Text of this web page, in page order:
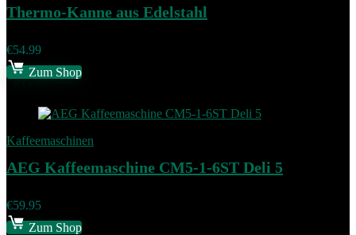
Thermo-Kanne aus Edelstahl
€54.99
Zum Shop
Kaffeemaschinen
AEG Kaffeemaschine CM5-1-6ST Deli 5
€59.95
Zum Shop